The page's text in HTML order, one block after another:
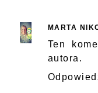
MARTA
Ten
autora.